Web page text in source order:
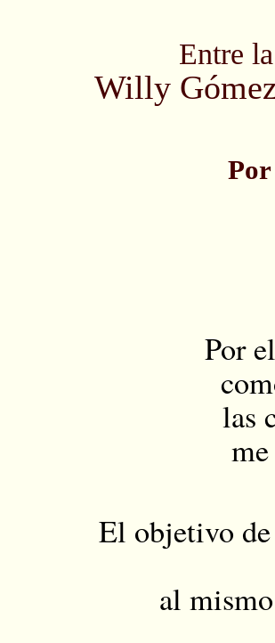
Entre
Willy
Por
las
El objetivo
al